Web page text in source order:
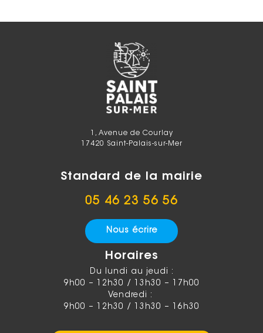
1, Avenue de Courlay
17420 Saint-Palais-sur-Mer
Standard de la mairie
05 46 23 56 56
Nous écrire
Horaires
Du lundi au jeudi :
9h00 – 12h30 / 13h30 – 17h00
Vendredi :
9h00 – 12h30 / 13h30 – 16h30